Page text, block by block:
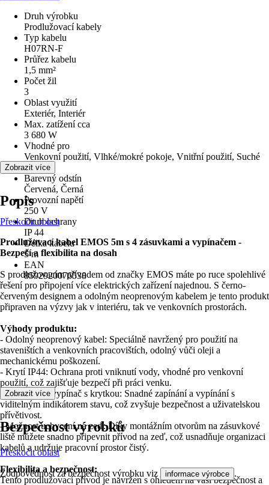
Druh výrobku
Prodlužovací kabely
Typ kabelu
H07RN-F
Průřez kabelu
1,5 mm²
Počet žil
3
Oblast využití
Exteriér, Interiér
Max. zatížení cca
3 680 W
Vhodné pro
Venkovní použití, Vlhké/mokré pokoje, Vnitřní použití, Suché
pokoje
Barevný odstín
Červená, Černá
Provozní napětí
250 V
Druh ochrany
IP 44
Délka kabelu
5 m
EAN
8592920076538
Zobrazit více
Popis
Přeskočit oblast
Prodlužovací kabel EMOS 5m s 4 zásuvkami a vypínačem -
Bezpečí a flexibilita na dosah
S prodlužovacím přívodem od značky EMOS máte po ruce spolehlivé
řešení pro připojení více elektrických zařízení najednou. S černo-
červeným designem a odolným neoprenovým kabelem je tento produkt
připraven na výzvy jak v interiéru, tak ve venkovních prostorách.
Výhody produktu:
- Odolný neoprenový kabel: Speciálně navržený pro použití na
staveništích a venkovních pracovištích, odolný vůči oleji a
mechanickému poškození.
- Krytí IP44: Ochrana proti vniknutí vody, vhodné pro venkovní
použití, což zajišťuje bezpečí při práci venku.
- Podsvícený vypínač s krytkou: Snadné zapínání a vypínání s
viditelným indikátorem stavu, což zvyšuje bezpečnost a uživatelskou
přívětivost.
- Možnost uchycení na zeď: Díky montážním otvorům na zásuvkové
liště můžete snadno připevnit přívod na zeď, což usnadňuje organizaci
kabelů a udržuje pracovní prostor čistý.
Flexibilita a bezpečnost:
Tento prodlužovací přívod je navržen s ohledem na vaši bezpečnost a
Zobrazit více
Bezpečnost výrobků
Přeskočit oblast
Zodpovědnost za bezpečnost výrobku viz informace výrobce .